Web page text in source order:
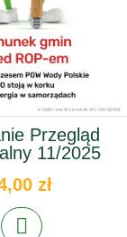
Przegląd
11/2025
zł